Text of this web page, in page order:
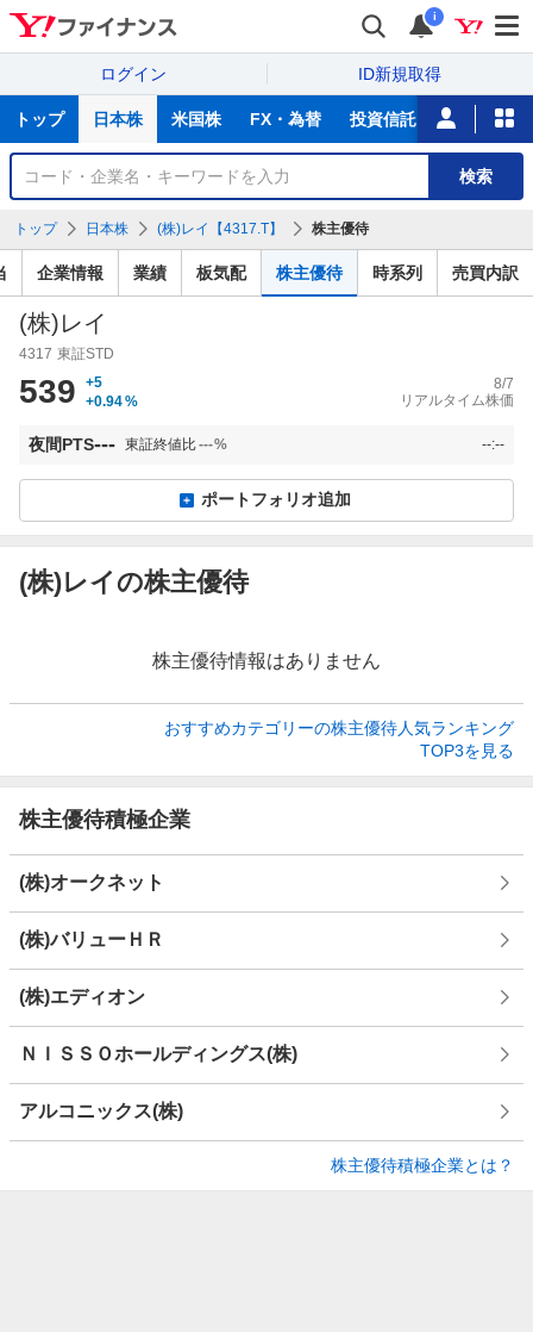
i
ログイン ID新規取得
サ
トップ 日本株 米国株 FX・為替 投資信託 ニュース
銘
検
検索
トップ 日本株 (株)レイ【4317.T】 株主優待
企業情報 業績 板気配 株主優待 時系列 売買内訳
(株)レイ
4317 東証STD
539
+5
+0.94%
8/7
リアルタイム株価
夜間PTS--- 東証終値比---% --:--
ポートフォリオ追加
(株)レイの株主優待
株主優待情報はありません
おすすめカテゴリーの株主優待人気ランキング
TOP3を見る
株主優待積極企業
(株)オークネット
(株)バリューＨＲ
(株)エディオン
ＮＩＳＳＯホールディングス(株)
アルコニックス(株)
株主優待積極企業とは？